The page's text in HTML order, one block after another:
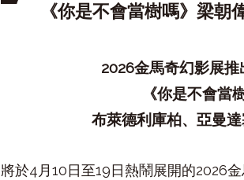
《你是不會當樹嗎》梁
2026金馬奇幻影展推
《你是不會當
布萊德利庫柏、亞曼
將於4月10日至19日熱鬧展開的2026